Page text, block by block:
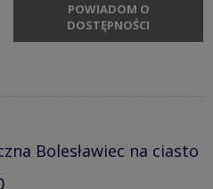
POWIADOM O
DOSTĘPNOŚCI
Bolesławiec na ciasto